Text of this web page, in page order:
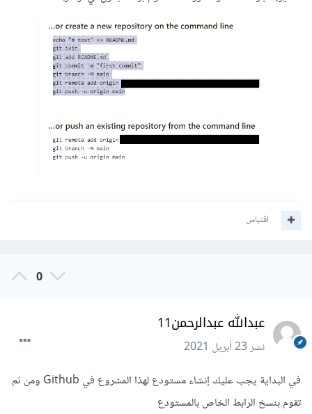
اقتباس
0
عبدالله عبدالرحمن11
نشر23 أبريل 2021
في البداية يجب عليك إنشاء مستودع لهذا المشروع في Github ومن ثم
تقوم بنسخ الرابط الخاص بالمستودع